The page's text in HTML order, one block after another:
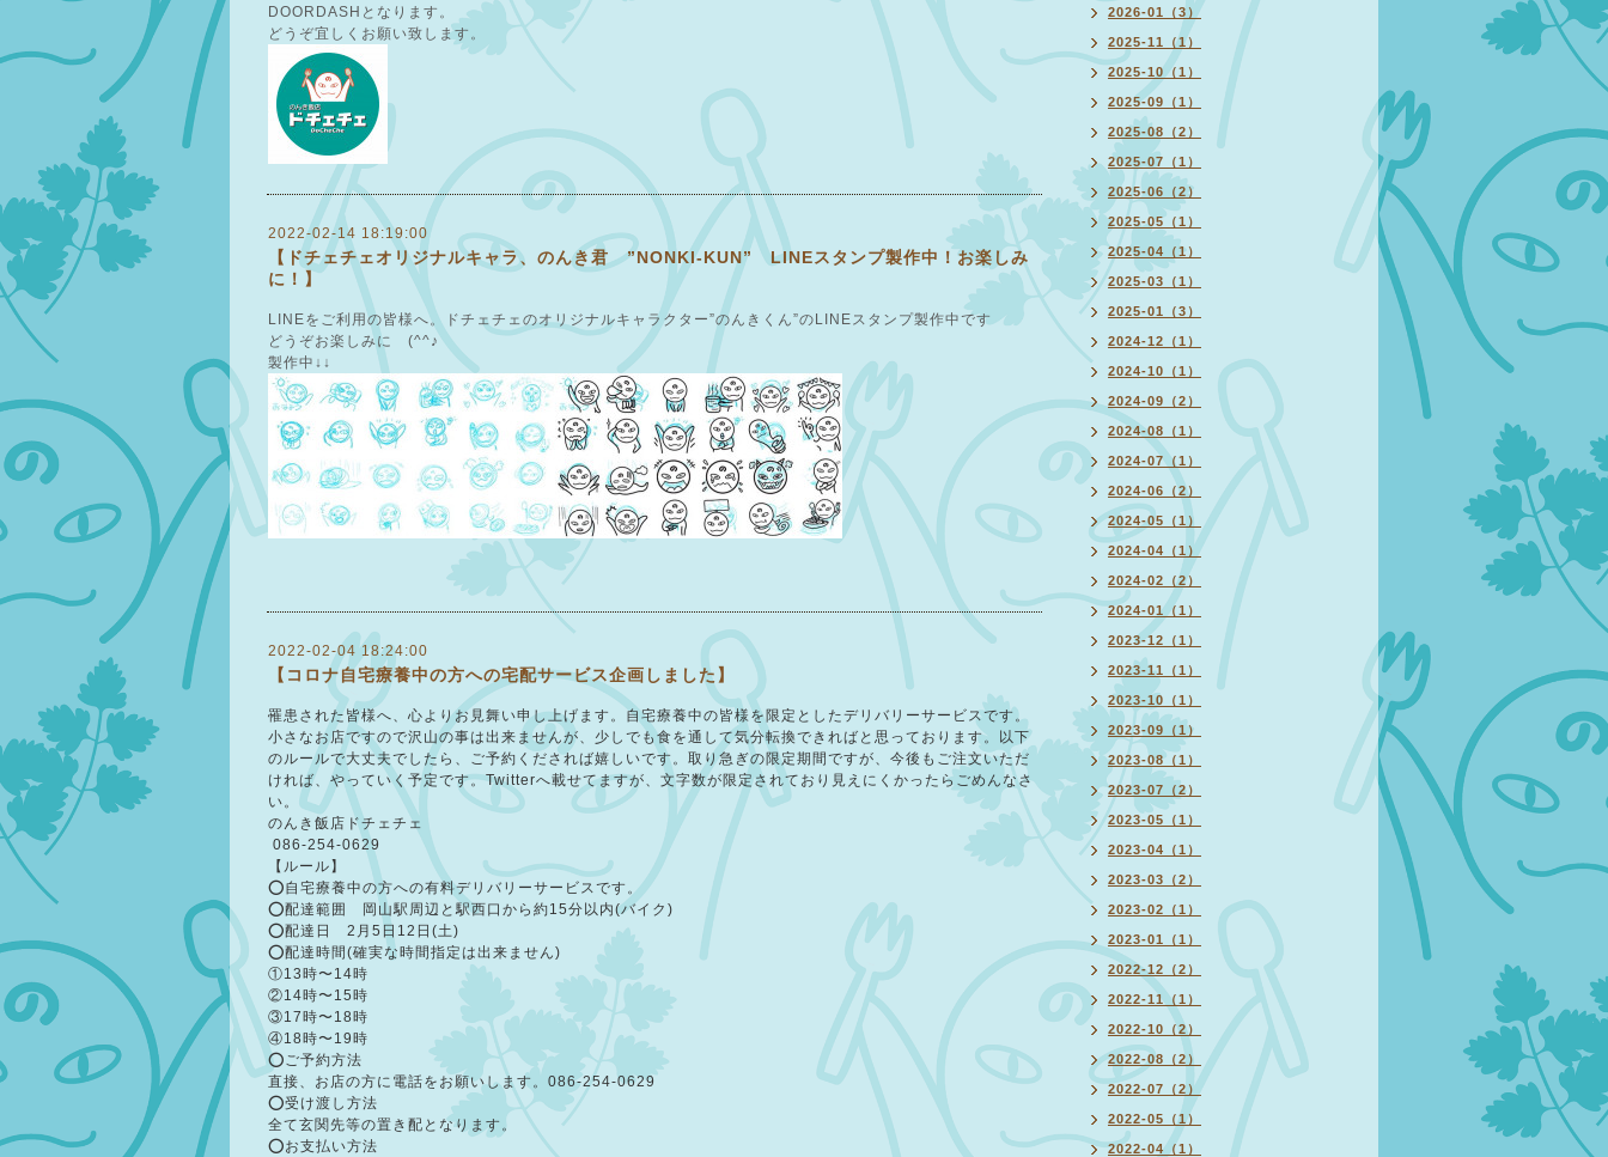
DOORDASHとなります。
どうぞ宜しくお願い致します。
2022-02-14 18:19:00
【ドチェチェオリジナルキャラ、のんき君 ”NONKI-KUN” LINEスタンプ製作中！お楽しみ
に！】
LINEをご利用の皆様へ。ドチェチェのオリジナルキャラクター”のんきくん”のLINEスタンプ製作中です
どうぞお楽しみに (^^♪
製作中↓↓
2022-02-04 18:24:00
【コロナ自宅療養中の方への宅配サービス企画しました】
罹患された皆様へ、心よりお見舞い申し上げます。自宅療養中の皆様を限定としたデリバリーサービスです。
小さなお店ですので沢山の事は出来ませんが、少しでも食を通して気分転換できればと思っております。以下
のルールで大丈夫でしたら、ご予約くだされば嬉しいです。取り急ぎの限定期間ですが、今後もご注文いただ
ければ、やっていく予定です。Twitterへ載せてますが、文字数が限定されており見えにくかったらごめんなさ
い。
のんき飯店ドチェチェ
086-254-0629
【ルール】
⭕自宅療養中の方への有料デリバリーサービスです。
⭕配達範囲　岡山駅周辺と駅西口から約15分以内(バイク)
⭕配達日　2月5日12日(土)
⭕配達時間(確実な時間指定は出来ません)
①13時〜14時
②14時〜15時
③17時〜18時
④18時〜19時
⭕ご予約方法
直接、お店の方に電話をお願いします。086-254-0629
⭕受け渡し方法
全て玄関先等の置き配となります。
⭕お支払い方法
2026-01（3）
2025-11（1）
2025-10（1）
2025-09（1）
2025-08（2）
2025-07（1）
2025-06（2）
2025-05（1）
2025-04（1）
2025-03（1）
2025-01（3）
2024-12（1）
2024-10（1）
2024-09（2）
2024-08（1）
2024-07（1）
2024-06（2）
2024-05（1）
2024-04（1）
2024-02（2）
2024-01（1）
2023-12（1）
2023-11（1）
2023-10（1）
2023-09（1）
2023-08（1）
2023-07（2）
2023-05（1）
2023-04（1）
2023-03（2）
2023-02（1）
2023-01（1）
2022-12（2）
2022-11（1）
2022-10（2）
2022-08（2）
2022-07（2）
2022-05（1）
2022-04（1）